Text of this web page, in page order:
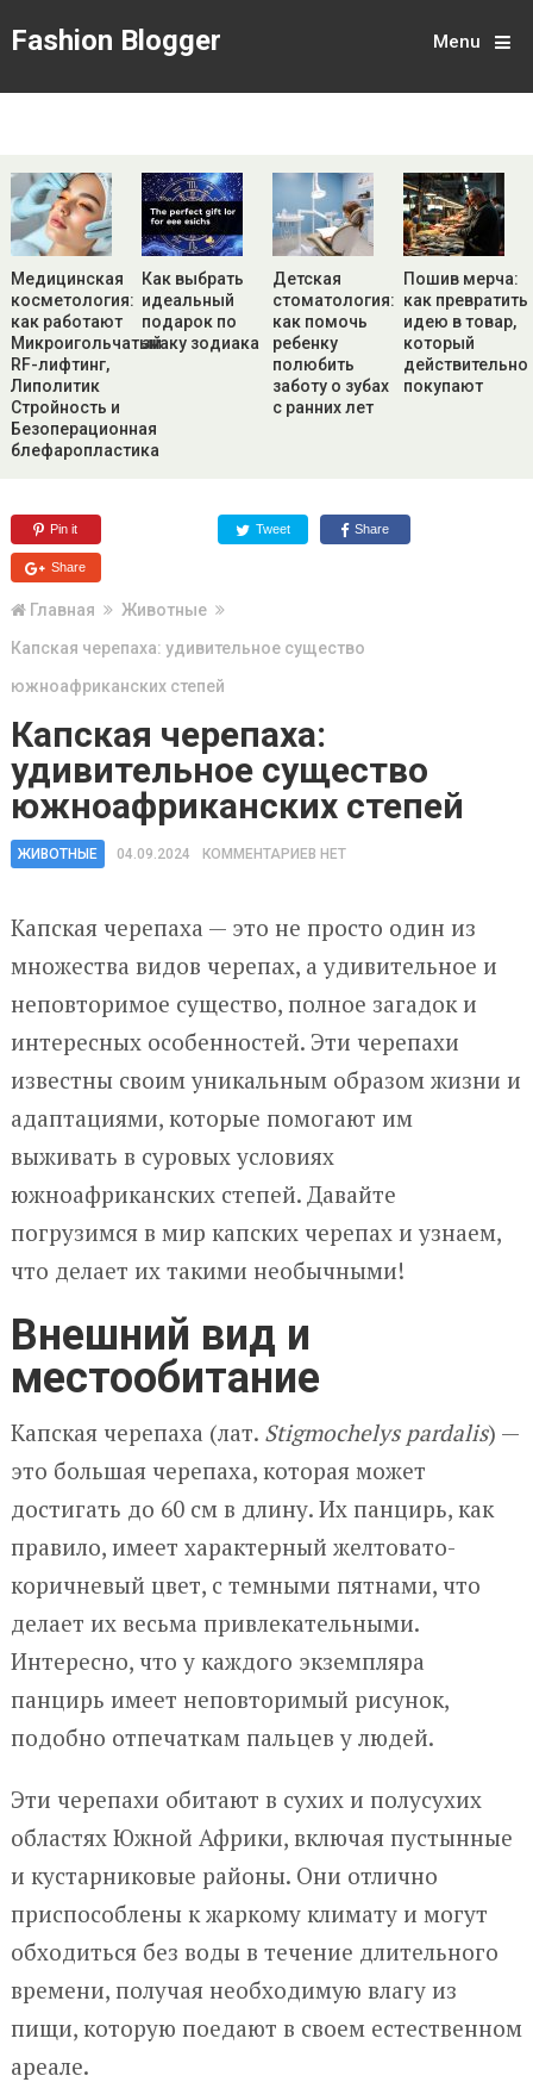
Fashion Blogger Menu
Медицинская
косметология:
как работают
Микроигольчатый
RF-лифтинг,
Липолитик
Стройность и
Безоперационная
блефаропластика
Как выбрать
идеальный
подарок по
знаку зодиака
Детская
стоматология:
как помочь
ребенку
полюбить
заботу о зубах
с ранних лет
Пошив мерча:
как превратить
идею в товар,
который
действительно
покупают
Pin it Tweet Share
Share
Главная
Животные
Капская черепаха: удивительное существо
южноафриканских степей
Капская черепаха:
удивительное существо
южноафриканских степей
ЖИВОТНЫЕ 04.09.2024 КОММЕНТАРИЕВ НЕТ
Капская черепаха — это не просто один из
множества видов черепах, а удивительное и
неповторимое существо, полное загадок и
интересных особенностей. Эти черепахи
известны своим уникальным образом жизни и
адаптациями, которые помогают им
выживать в суровых условиях
южноафриканских степей. Давайте
погрузимся в мир капских черепах и узнаем,
что делает их такими необычными!
Внешний вид и
местообитание
Капская черепаха (лат. Stigmochelys pardalis) —
это большая черепаха, которая может
достигать до 60 см в длину. Их панцирь, как
правило, имеет характерный желтовато-
коричневый цвет, с темными пятнами, что
делает их весьма привлекательными.
Интересно, что у каждого экземпляра
панцирь имеет неповторимый рисунок,
подобно отпечаткам пальцев у людей.
Эти черепахи обитают в сухих и полусухих
областях Южной Африки, включая пустынные
и кустарниковые районы. Они отлично
приспособлены к жаркому климату и могут
обходиться без воды в течение длительного
времени, получая необходимую влагу из
пищи, которую поедают в своем естественном
ареале.